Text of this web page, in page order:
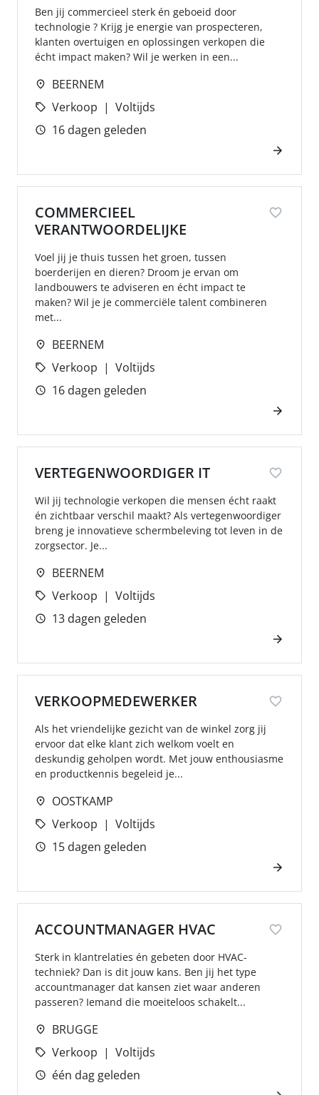
Ben jij commercieel sterk én geboeid door
technologie ? Krijg je energie van prospecteren,
klanten overtuigen en oplossingen verkopen die
écht impact maken? Wil je werken in een...
BEERNEM
Verkoop
Voltijds
16 dagen geleden
COMMERCIEEL
VERANTWOORDELIJKE
Voel jij je thuis tussen het groen, tussen
boerderijen en dieren? Droom je ervan om
landbouwers te adviseren en écht impact te
maken? Wil je je commerciële talent combineren
met...
BEERNEM
Verkoop
Voltijds
16 dagen geleden
VERTEGENWOORDIGER IT
Wil jij technologie verkopen die mensen écht raakt
én zichtbaar verschil maakt? Als vertegenwoordiger
breng je innovatieve schermbeleving tot leven in de
zorgsector. Je...
BEERNEM
Verkoop
Voltijds
13 dagen geleden
VERKOOPMEDEWERKER
Als het vriendelijke gezicht van de winkel zorg jij
ervoor dat elke klant zich welkom voelt en
deskundig geholpen wordt. Met jouw enthousiasme
en productkennis begeleid je...
OOSTKAMP
Verkoop
Voltijds
15 dagen geleden
ACCOUNTMANAGER HVAC
Sterk in klantrelaties én gebeten door HVAC-
techniek? Dan is dit jouw kans. Ben jij het type
accountmanager dat kansen ziet waar anderen
passeren? Iemand die moeiteloos schakelt...
BRUGGE
Verkoop
Voltijds
één dag geleden